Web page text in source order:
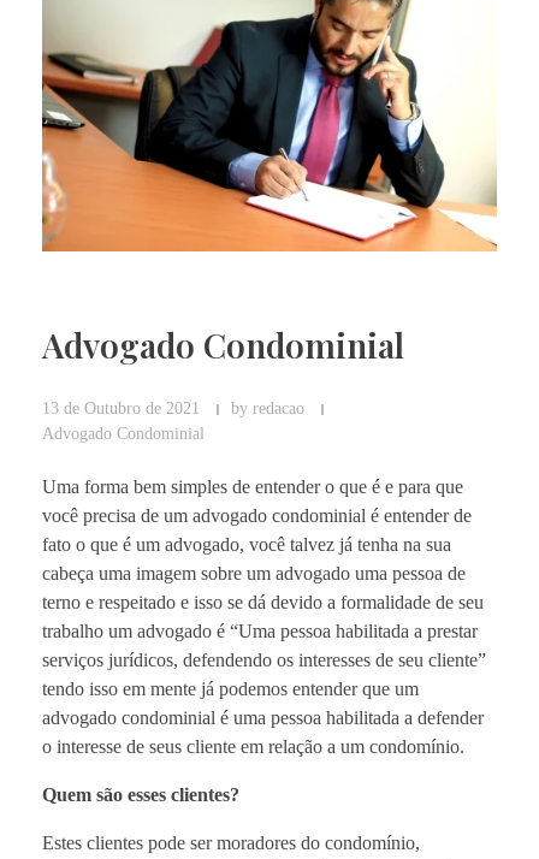
Advogado Condominial
13 de Outubro de 2021 by redacao
Advogado Condominial
Uma forma bem simples de entender o que é e para que
você precisa de um advogado condominial é entender de
fato o que é um advogado, você talvez já tenha na sua
cabeça uma imagem sobre um advogado uma pessoa de
terno e respeitado e isso se dá devido a formalidade de seu
trabalho um advogado é “Uma pessoa habilitada a prestar
serviços jurídicos, defendendo os interesses de seu cliente”
tendo isso em mente já podemos entender que um
advogado condominial é uma pessoa habilitada a defender
o interesse de seus cliente em relação a um condomínio.
Quem são esses clientes?
Estes clientes pode ser moradores do condomínio,